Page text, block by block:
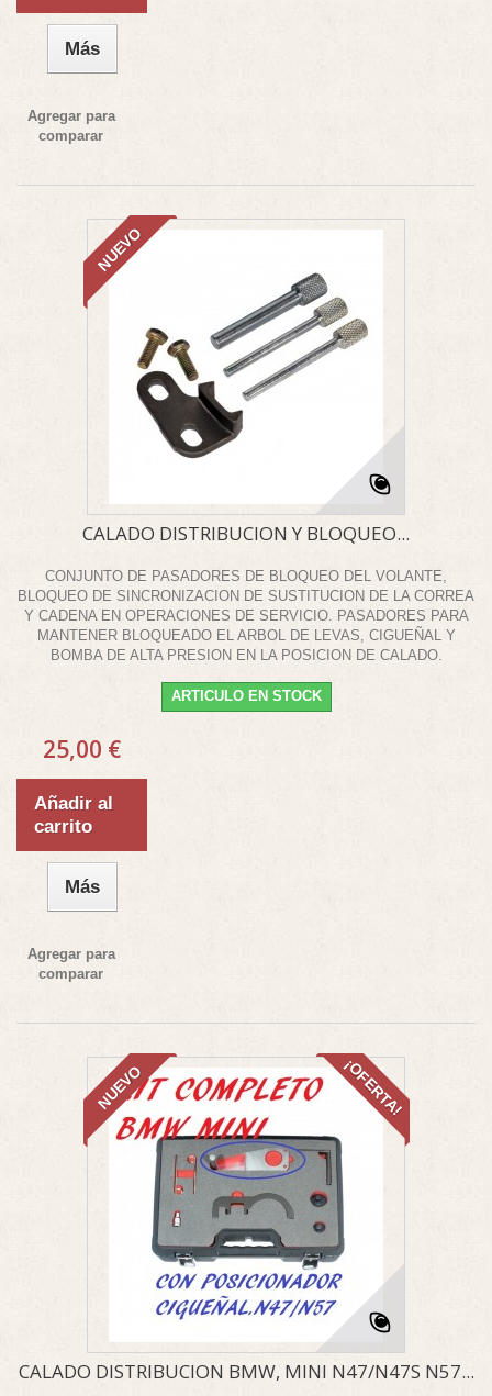
Más
Agregar para
comparar
NUEVO
CALADO DISTRIBUCION Y BLOQUEO...
CONJUNTO DE PASADORES DE BLOQUEO DEL VOLANTE,
BLOQUEO DE SINCRONIZACION DE SUSTITUCION DE LA CORREA
Y CADENA EN OPERACIONES DE SERVICIO. PASADORES PARA
MANTENER BLOQUEADO EL ARBOL DE LEVAS, CIGUEÑAL Y
BOMBA DE ALTA PRESION EN LA POSICION DE CALADO.
ARTICULO EN STOCK
25,00 €
Añadir al
carrito
Más
Agregar para
comparar
NUEVO ¡OFERTA!
CALADO DISTRIBUCION BMW, MINI N47/N47S N57...